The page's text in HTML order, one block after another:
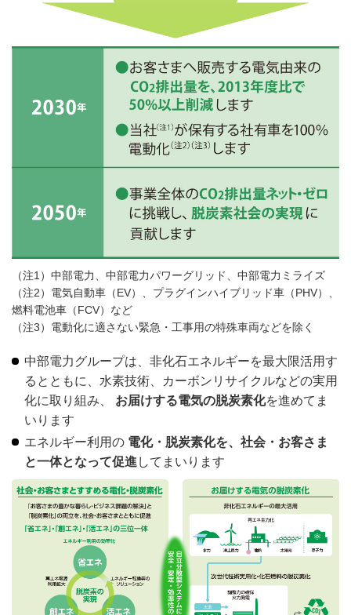
（注1）中部電力、中部電力パワーグリッド、中部電力ミライズ
（注2）電気自動車（EV）、プラグインハイブリッド車（PHV）、
燃料電池車（FCV）など
（注3）電動化に適さない緊急・工事用の特殊車両などを除く
中部電力グループは、非化石エネルギーを最大限活用す
るとともに、水素技術、カーボンリサイクルなどの実用
化に取り組み、 お届けする電気の脱炭素化を進めてま
いります
エネルギー利用の 電化・脱炭素化を、社会・お客さま
と一体となって促進 してまいります